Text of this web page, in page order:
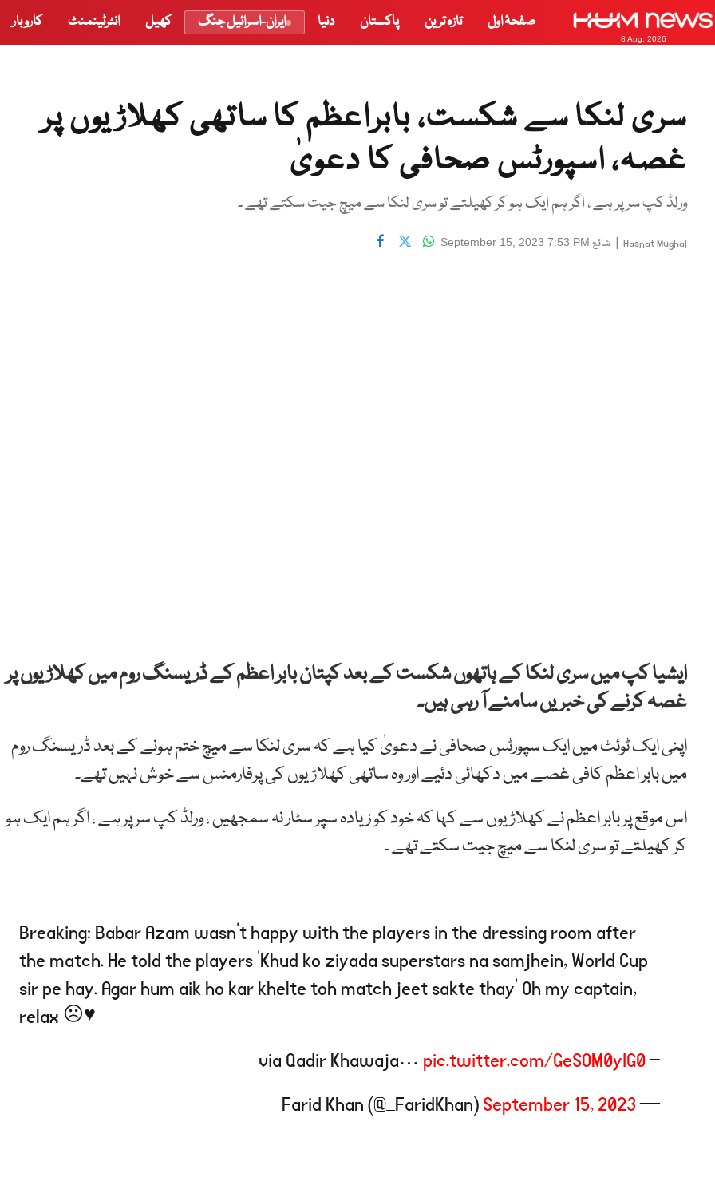
8 Aug, 2026
صفحۂ اول تازہ ترین پاکستان دنیا ایران-اسرائیل جنگ کھیل انٹرٹینمنٹ کاروبار
سری لنکا سے شکست، بابراعظم کا ساتھی کھلاڑیوں پر
غصہ، اسپورٹس صحافی کا دعویٰ
ورلڈ کپ سر پر ہے ، اگر ہم ایک ہو کر کھیلتے تو سری لنکا سے میچ جیت سکتے تھے ۔
Hasnat Mughal
| شائع September 15, 2023 7:53 PM
ایشیا کپ میں سری لنکا کے ہاتھوں شکست کے بعد کپتان بابر اعظم کے ڈریسنگ روم میں کھلاڑیوں پر
غصہ کرنے کی خبریں سامنے آ رہی ہیں۔
اپنی ایک ٹوئٹ میں ایک سپورٹس صحافی نے دعویٰ کیا ہے کہ سری لنکا سے میچ ختم ہونے کے بعد ڈریسنگ روم
میں بابر اعظم کافی غصے میں دکھائی دئیے اور وہ ساتھی کھلاڑیوں کی پرفارمنس سے خوش نہیں تھے۔
اس موقع پر بابر اعظم نے کھلاڑیوں سے کہا کہ خود کو زیادہ سپر سٹار نہ سمجھیں ، ورلڈ کپ سر پر ہے ، اگر ہم ایک ہو
کر کھیلتے تو سری لنکا سے میچ جیت سکتے تھے ۔
Breaking: Babar Azam wasn’t happy with the players in the dressing room after
the match. He told the players ‘Khud ko ziyada superstars na samjhein, World Cup
sir pe hay. Agar hum aik ho kar khelte toh match jeet sakte thay’ Oh my captain,
relax ☹️♥️
– via Qadir Khawaja…
pic.twitter.com/GeSOM0yIG0
— Farid Khan (@_FaridKhan)
September 15, 2023